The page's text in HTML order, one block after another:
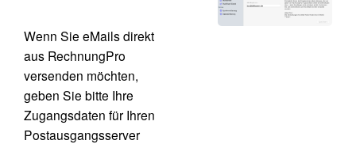
Wenn Sie eMails direkt
aus RechnungPro
versenden möchten,
geben Sie bitte Ihre
Zugangsdaten für Ihren
Postausgangsserver